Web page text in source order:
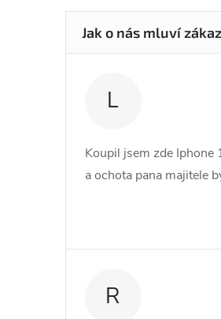
L
Koupil jsem zde
a ochota pana majitele
R